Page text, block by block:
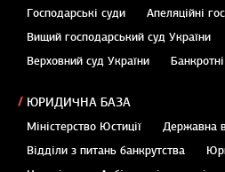
Господарські суди
Апеляційні
Вищий господарський суд України
Верховний суд України
ЮРИДИЧНА БАЗА
Міністерство Юстиції
Державна
Відділи з питань банкрутства